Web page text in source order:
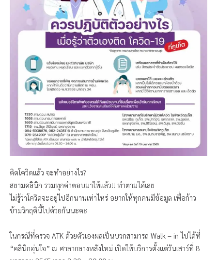
ติดโควิดแล้ว จะทำอย่างไร?
สยามคลินิก รวมทุกคำตอบมาให้แล้ว!! ทำตามได้เลย
ไม่รู้ว่าโควิดจะอยู่ไปอีกนานเท่าไหร่ อยากให้ทุกคนมีข้อมูล เพื่อก้าว
ข้ามวิกฤตินี้ไปด้วยกันนะคะ
ในกรณีที่ตรวจ ATK ด้วยตัวเองผลเป็นบวกสามารถ Walk – in ไปได้ที่
“คลินิกอุ่นใจ” ณ ศาลากลางหลังใหม่ เปิดให้บริการตั้งแต่วันเสาร์ที่ 8